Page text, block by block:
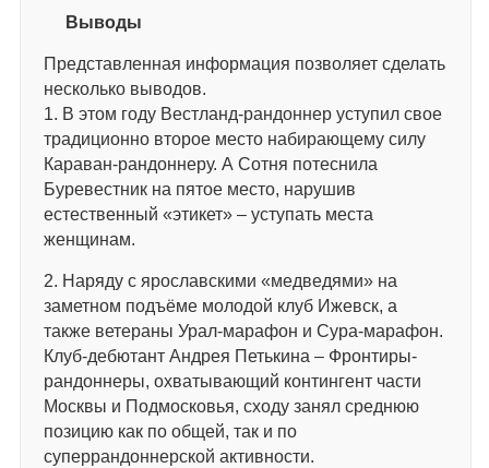
Выводы
Представленная информация позволяет сделать
несколько выводов.
1. В этом году Вестланд-рандоннер уступил свое
традиционно второе место набирающему силу
Караван-рандоннеру. А Сотня потеснила
Буревестник на пятое место, нарушив
естественный «этикет» – уступать места
женщинам.
2. Наряду с ярославскими «медведями» на
заметном подъёме молодой клуб Ижевск, а
также ветераны Урал-марафон и Сура-марафон.
Клуб-дебютант Андрея Петькина – Фронтиры-
рандоннеры, охватывающий контингент части
Москвы и Подмосковья, сходу занял среднюю
позицию как по общей, так и по
суперрандоннерской активности.